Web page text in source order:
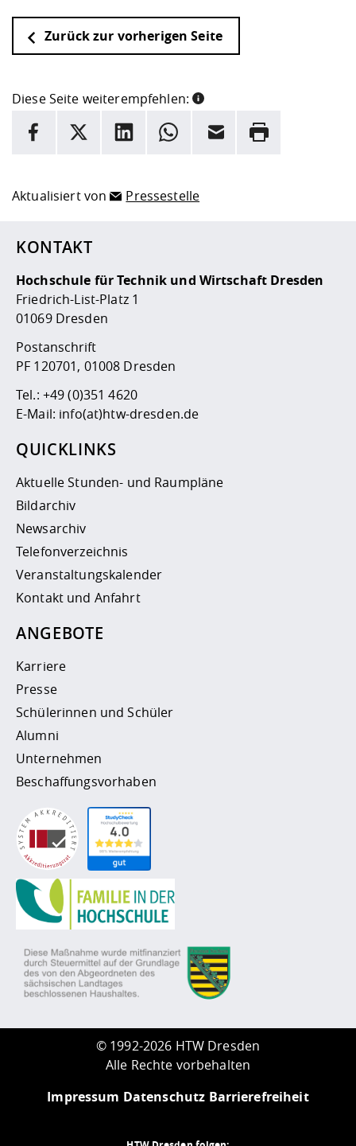
Zurück zur vorherigen Seite
Diese Seite weiterempfehlen:
INFORMATION
Facebook
X LinkedInWhatsappE-Mail Drucken
Aktualisiert von Pressestelle
KONTAKT
Hochschule für Technik und Wirtschaft Dresden
Friedrich-List-Platz 1
01069 Dresden
Postanschrift
PF 120701, 01008 Dresden
Tel.: +49 (0)351 4620
E-Mail: info(at)htw-dresden.de
QUICKLINKS
Aktuelle Stunden- und Raumpläne
Bildarchiv
Newsarchiv
Telefonverzeichnis
Veranstaltungskalender
Kontakt und Anfahrt
ANGEBOTE
Karriere
Presse
Schülerinnen und Schüler
Alumni
Unternehmen
Beschaffungsvorhaben
© 1992-2026 HTW Dresden
Alle Rechte vorbehalten
Impressum Datenschutz Barrierefreiheit